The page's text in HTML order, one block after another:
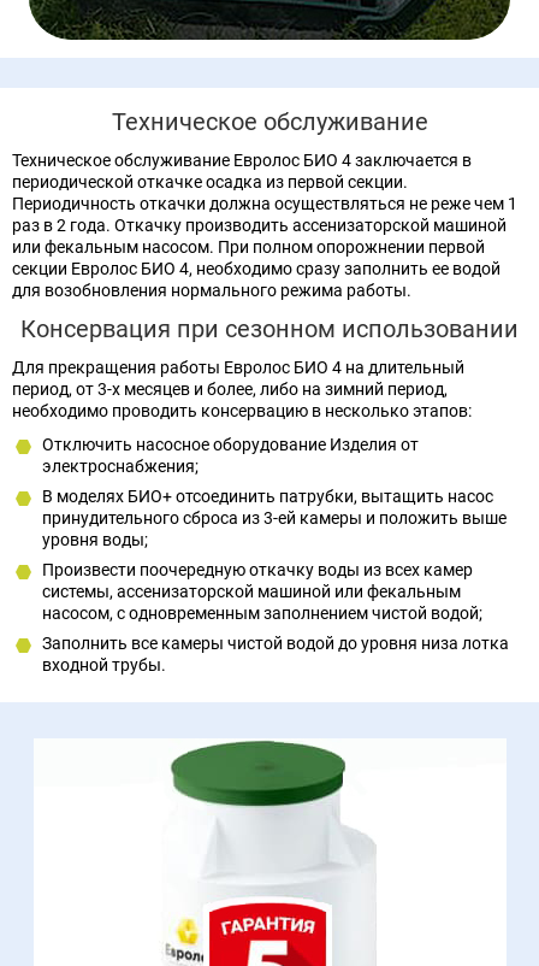
Техническое обслуживание
Техническое обслуживание Евролос БИО 4 заключается в
периодической откачке осадка из первой секции.
Периодичность откачки должна осуществляться не реже чем 1
раз в 2 года. Откачку производить ассенизаторской машиной
или фекальным насосом. При полном опорожнении первой
секции Евролос БИО 4, необходимо сразу заполнить ее водой
для возобновления нормального режима работы.
Консервация при сезонном использовании
Для прекращения работы Евролос БИО 4 на длительный
период, от 3-х месяцев и более, либо на зимний период,
необходимо проводить консервацию в несколько этапов:
Отключить насосное оборудование Изделия от
электроснабжения;
В моделях БИО+ отсоединить патрубки, вытащить насос
принудительного сброса из 3-ей камеры и положить выше
уровня воды;
Произвести поочередную откачку воды из всех камер
системы, ассенизаторской машиной или фекальным
насосом, с одновременным заполнением чистой водой;
Заполнить все камеры чистой водой до уровня низа лотка
входной трубы.